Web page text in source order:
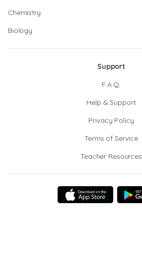
Chemistry
Biology
Support
F.A.Q.
Help & Support
Privacy Policy
Terms of Service
Teacher Resources